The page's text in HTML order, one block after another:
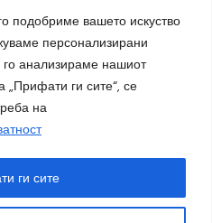
подобриме вашето искуство
персонализирани
анализираме нашиот
„Прифати ги сите“, се
на
ги сите
|Маркетинг